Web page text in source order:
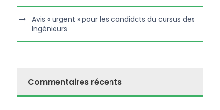
Avis « urgent » pour les candidats du cursus des
Ingénieurs
Commentaires récents